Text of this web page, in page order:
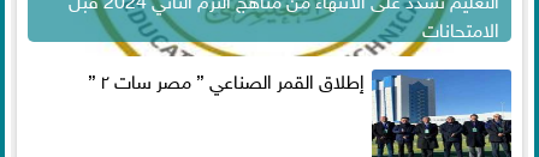
الامتحانات
إطلاق القمر الصناعي ” مصر سات ٢ ”